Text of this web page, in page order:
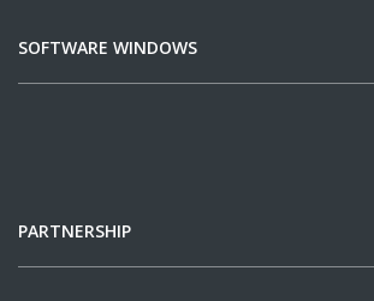
SOFTWARE WINDOWS
PARTNERSHIP